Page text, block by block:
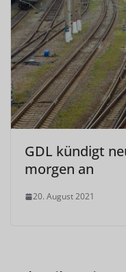
GDL kündigt
morgen an
20. August 2021